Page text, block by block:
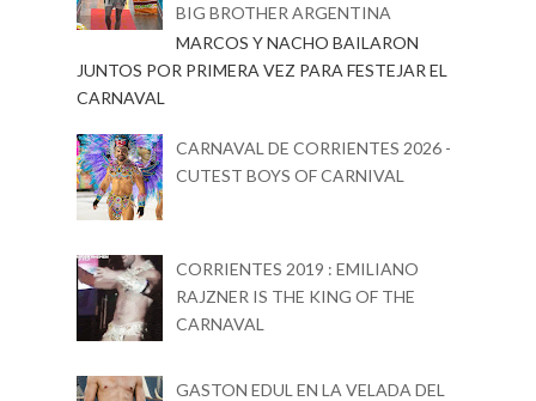
BIG BROTHER ARGENTINA
MARCOS Y NACHO BAILARON
JUNTOS POR PRIMERA VEZ PARA FESTEJAR EL
CARNAVAL
CARNAVAL DE CORRIENTES 2026 -
CUTEST BOYS OF CARNIVAL
CORRIENTES 2019 : EMILIANO
RAJZNER IS THE KING OF THE
CARNAVAL
GASTON EDUL EN LA VELADA DEL